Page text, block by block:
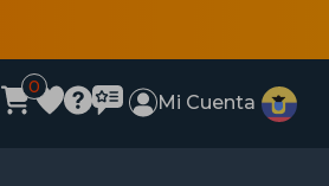
0
Mi Cuenta